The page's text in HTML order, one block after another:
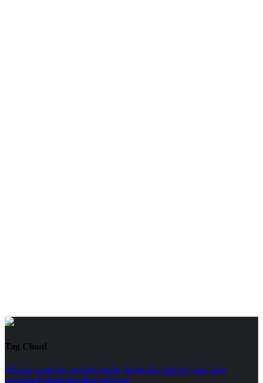
Tag Cloud
telfonia computo gadgets audio fotografia internet apps blog
seguridad infraestructura software